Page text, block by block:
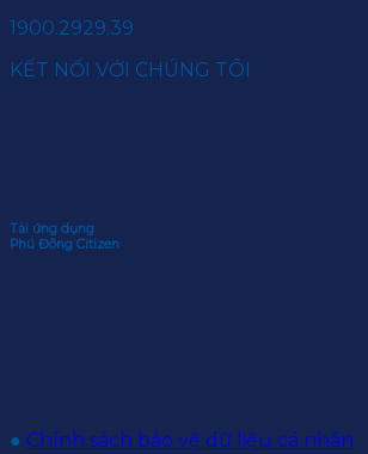
1900.2929.39
KẾT NỐI VỚI CHÚNG TÔI
Tải ứng dụng
Phú Đông Citizen
● Chính sách bảo vệ dữ liệu cá nhân